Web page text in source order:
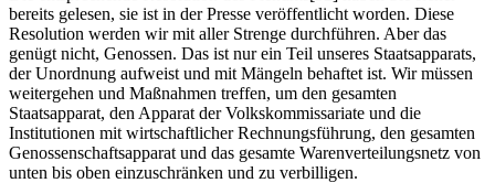
bereits gelesen, sie ist in der Presse veröffentlicht worden. Diese
Resolution werden wir mit aller Strenge durchführen. Aber das
genügt nicht, Genossen. Das ist nur ein Teil unseres Staatsapparats,
der Unordnung aufweist und mit Mängeln behaftet ist. Wir müssen
weitergehen und Maßnahmen treffen, um den gesamten
Staatsapparat, den Apparat der Volkskommissariate und die
Institutionen mit wirtschaftlicher Rechnungsführung, den gesamten
Genossenschaftsapparat und das gesamte Warenverteilungsnetz von
unten bis oben einzuschränken und zu verbilligen.